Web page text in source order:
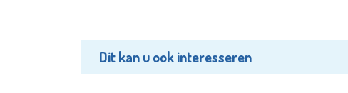
Dit kan u ook interesseren